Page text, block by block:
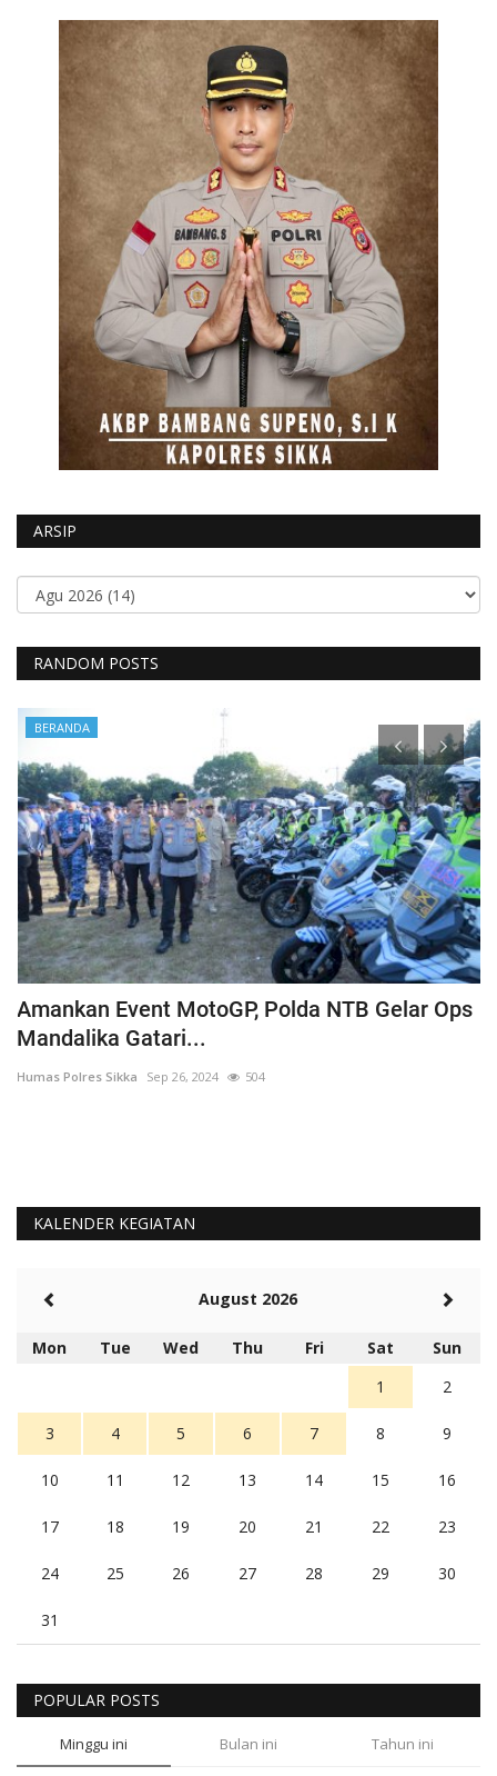
ARSIP
RANDOM POSTS
BERANDA
Amankan Event MotoGP, Polda NTB Gelar Ops
Mandalika Gatari...
Humas Polres Sikka Sep 26, 2024 504
KALENDER KEGIATAN
August 2026
Mon Tue Wed Thu Fri Sat
Sun
1
2
3 4 5 6 7 8 9
10 11 12 13 14 15 16
17 18 19 20 21 22 23
24 25 26 27 28 29 30
31
POPULAR POSTS
Minggu ini Bulan ini Tahun ini